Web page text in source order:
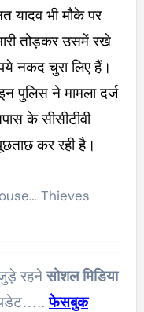
यादव भी मौके पर
तोड़कर उसमें रखे
नकद चुरा लिए हैं।
पुलिस ने मामला दर्ज
के सीसीटीवी
कर रही है।
Thieves
रहनेसोशल मिडिया
फेसबुक